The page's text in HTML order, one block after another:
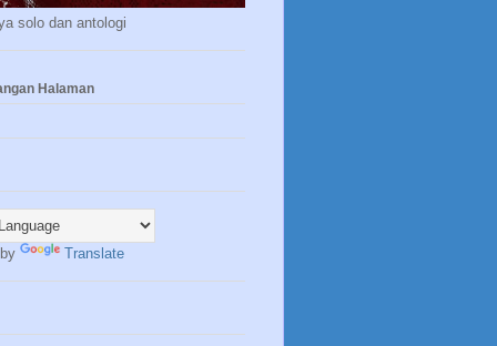
solo dan antologi
Halaman
Translate